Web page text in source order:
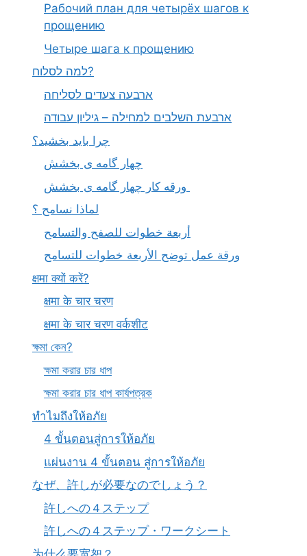
Рабочий план для четырёх шагов к
прощению
Четыре шага к прощению
למה לסלוח?
ארבעה צעדים לסליחה
ארבעת השלבים למחילה – גיליון עבודה
چرا باید بخشید؟
چهار گامه ی بخشش
لماذا نسامح ؟
أربعة خطوات للصفح والتسامح
ورقة عمل توضح الأربعة خطوات للتسامح
क्षमा क्यों करें?
क्षमा के चार चरण
क्षमा के चार चरण वर्कशीट
ক্ষমা কেন?
ক্ষমা করার চার ধাপ
ক্ষমা করার চার ধাপ কার্যপত্রক
ทำไมถึงให้อภัย
4 ขั้นตอนสู่การให้อภัย
แผ่นงาน 4 ขั้นตอน สู่การให้อภัย
なぜ、許しが必要なのでしょう？
許しへの４ステップ
許しへの４ステップ・ワークシート